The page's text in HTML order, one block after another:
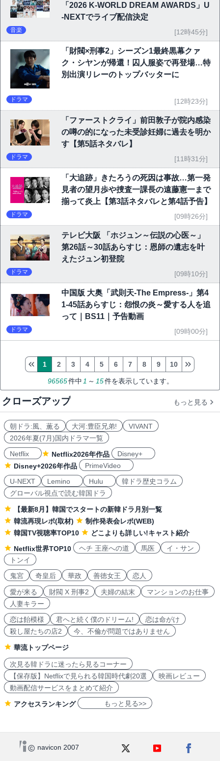
「2026 K-WORLD DREAM AWARDS」U
-NEXTでライブ配信決定
音楽 [12時45分]
「財閥×刑事2」シーズン1最終黒幕クァ
ク・シヤンが帰還！囚人服姿で再登場…特
別出演リレーのトップバッターに
ドラマ [12時23分]
「ファーストクライ」前田敦子が院内感染
の噂の的になった未受診妊婦に過去を明か
す【第5話ネタバレ】
ドラマ [11時31分]
「大追跡」きたろうの死因は事故…第一発
見者の望月歩や捜査一課長の遠藤憲一まで
揃って炎上【第3話ネタバレと第4話予告】
ドラマ [09時26分]
テレビ大阪 「ホジュン～伝説の心医～」
第26話～30話あらすじ：恩師の遺志を叶
えたジュン初登院
ドラマ [09時10分]
中国版 大奥「武則天-The Empress-」第4
1-45話あらすじ：怨恨の炎～愛する人を追
って｜BS11｜予告動画
ドラマ [09時00分]
96565件中1 ～ 15件を表示しています。
1 2 3 4 5 6 7 8 9 10
クローズアップ もっと見る
朝ドラ:風、薫る 大河:豊臣兄弟!
VIVANT
2026年夏(7月)国内ドラマ一覧
Netflix
Netflix2026年作品
Disney+
Disney+2026年作品
PrimeVideo
U-NEXT
Lemino Hulu
韓ドラ歴史コラム
グローバル視点で読む韓国ドラ
【最新8月】韓国でスタートの新韓ドラ月別一覧
韓流再現レポ(取材)
制作発表会レポ(WEB)
韓国TV視聴率TOP10
どこよりも詳しい!キャスト紹介
Netflix世界TOP10
ヘチ 王座への道 馬医
イ・サン
トンイ
鬼宮
奇皇后 華政 善徳女王 恋人
愛が来る 財閥 X 刑事2 夫婦の結末
マンションのお仕事
人妻キラー
恋は飴模様
君へと続く僕のドリーム!
恋は命がけ
殺し屋たちの店2
今、不倫が問題ではありません
華流トップページ
次見る韓ドラに迷ったら見るコーナー
【保存版】Netflixで見られる韓国時代劇20選
映画レビュー
動画配信サービスをまとめて紹介
アクセスランキング もっと見る>>
navicon 2007